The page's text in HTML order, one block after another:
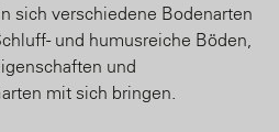
sich verschiedene Bodenarten
und humusreiche Böden,
und
mit sich bringen.